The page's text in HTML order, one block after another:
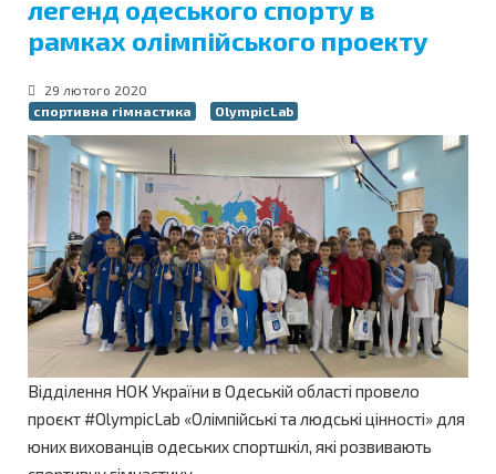
легенд одеського спорту в
рамках олімпійського проекту
29 лютого 2020
спортивна гімнастика
OlympicLab
Відділення НОК України в Одеській області провело
проєкт #OlympicLab «Олімпійські та людські цінності» для
юних вихованців одеських спортшкіл, які розвивають